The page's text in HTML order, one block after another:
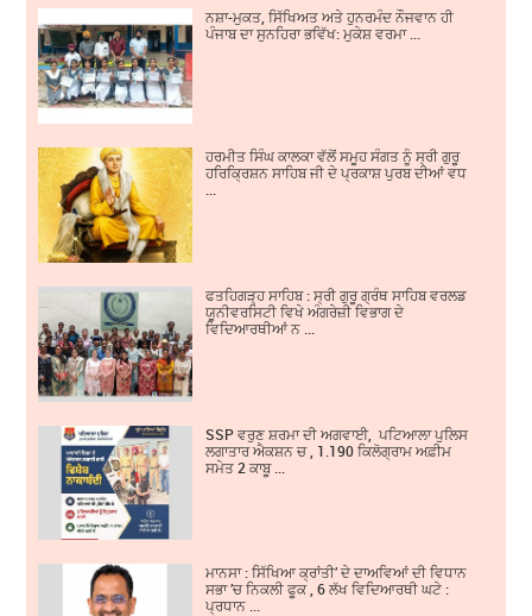
ਨਸ਼ਾ-ਮੁਕਤ, ਸਿੱਖਿਅਤ ਅਤੇ ਹੁਨਰਮੰਦ ਨੌਜਵਾਨ ਹੀ
ਪੰਜਾਬ ਦਾ ਸੁਨਹਿਰਾ ਭਵਿੱਖ: ਮੁਕੇਸ਼ ਵਰਮਾ ...
ਹਰਮੀਤ ਸਿੰਘ ਕਾਲਕਾ ਵੱਲੋਂ ਸਮੂਹ ਸੰਗਤ ਨੂੰ ਸ੍ਰੀ ਗੁਰੂ
ਹਰਿਕ੍ਰਿਸ਼ਨ ਸਾਹਿਬ ਜੀ ਦੇ ਪ੍ਰਕਾਸ਼ ਪੁਰਬ ਦੀਆਂ ਵਧ
ਫਤਹਿਗੜ੍ਹ ਸਾਹਿਬ : ਸ੍ਰੀ ਗੁਰੂ ਗ੍ਰੰਥ ਸਾਹਿਬ ਵਰਲਡ
ਯੂਨੀਵਰਸਿਟੀ ਵਿਖੇ ਅੰਗਰੇਜ਼ੀ ਵਿਭਾਗ ਦੇ
ਵਿਦਿਆਰਥੀਆਂ ਨ ...
SSP ਵਰੁਣ ਸ਼ਰਮਾ ਦੀ ਅਗਵਾਈ, ਪਟਿਆਲਾ ਪੁਲਿਸ
ਲਗਾਤਾਰ ਐਕਸ਼ਨ ਚ , 1.190 ਕਿਲੋਗ੍ਰਾਮ ਅਫ਼ੀਮ
ਸਮੇਤ 2 ਕਾਬੂ ...
ਮਾਨਸਾ : ਸਿੱਖਿਆ ਕ੍ਰਾਂਤੀ’ ਦੇ ਦਾਅਵਿਆਂ ਦੀ ਵਿਧਾਨ
ਸਭਾ ’ਚ ਨਿਕਲੀ ਫੂਕ , 6 ਲੱਖ ਵਿਦਿਆਰਥੀ ਘਟੇ :
ਪ੍ਰਧਾਨ ...